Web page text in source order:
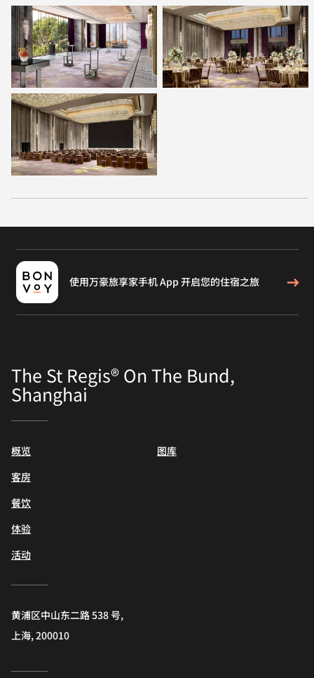
使用万豪旅享家手机 App 开启您的住宿之旅
The St Regis® On The Bund,
Shanghai
概览
客房
餐饮
体验
活动
图库
黄浦区中山东二路 538 号,
上海, 200010